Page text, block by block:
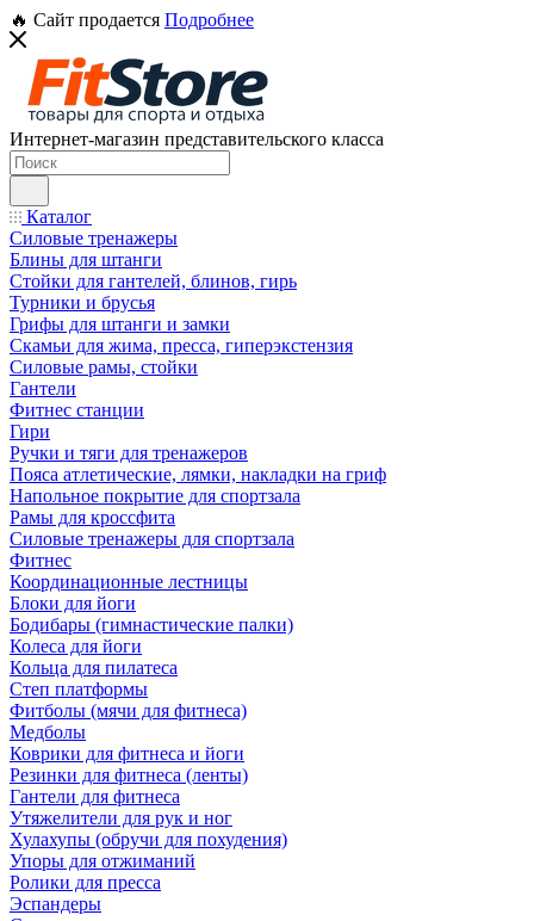
🔥 Сайт продается Подробнее
Интернет-магазин представительского класса
Каталог
Силовые тренажеры
Блины для штанги
Стойки для гантелей, блинов, гирь
Турники и брусья
Грифы для штанги и замки
Скамьи для жима, пресса, гиперэкстензия
Силовые рамы, стойки
Гантели
Фитнес станции
Гири
Ручки и тяги для тренажеров
Пояса атлетические, лямки, накладки на гриф
Напольное покрытие для спортзала
Рамы для кроссфита
Силовые тренажеры для спортзала
Фитнес
Координационные лестницы
Блоки для йоги
Бодибары (гимнастические палки)
Колеса для йоги
Кольца для пилатеса
Степ платформы
Фитболы (мячи для фитнеса)
Медболы
Коврики для фитнеса и йоги
Резинки для фитнеса (ленты)
Гантели для фитнеса
Утяжелители для рук и ног
Хулахупы (обручи для похудения)
Упоры для отжиманий
Ролики для пресса
Эспандеры